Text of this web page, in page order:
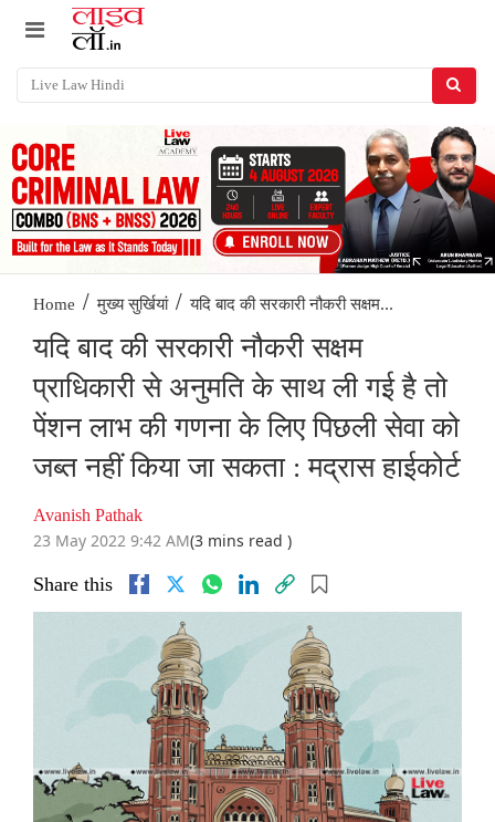
Home / मुख्य सुर्खियां / यदि बाद की सरकारी नौकरी सक्षम...
यदि बाद की सरकारी नौकरी सक्षम
प्राधिकारी से अनुमति के साथ ली गई है तो
पेंशन लाभ की गणना के लिए पिछली सेवा को
जब्त नहीं किया जा सकता : मद्रास हाईकोर्ट
Avanish Pathak
23 May 2022 9:42 AM(3 mins read )
Share this